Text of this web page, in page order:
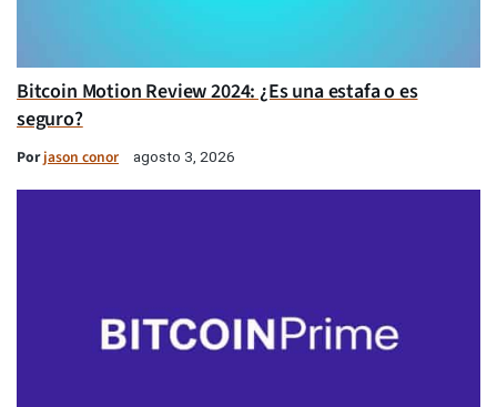
Bitcoin Motion Review 2024: ¿Es una estafa o es
seguro?
Porjason conor agosto 3, 2026